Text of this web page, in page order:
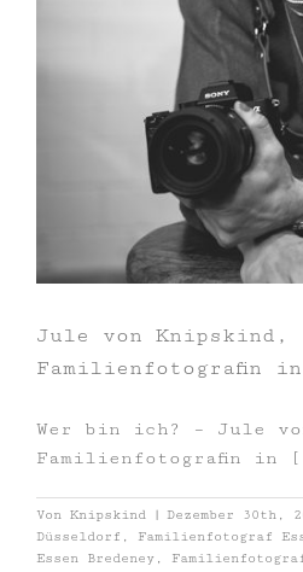
Jule von Knipskind,
Familienfotografin in
Wer bin ich? – Jule
Familienfotografin in
Von Knipskind | Dezember 30th,
Düsseldorf , Familienfotograf
Essen Bredeney ,